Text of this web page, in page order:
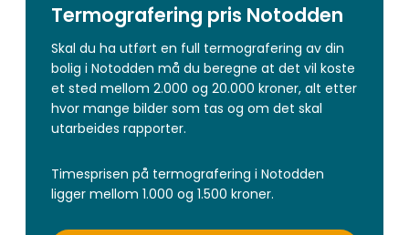
Termografering pris Notodden
Skal du ha utført en full termografering av din
bolig i Notodden må du beregne at det vil koste
et sted mellom 2.000 og 20.000 kroner, alt etter
hvor mange bilder som tas og om det skal
utarbeides rapporter.
Timesprisen på termografering i Notodden
ligger mellom 1.000 og 1.500 kroner.